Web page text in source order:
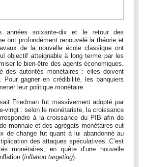
années soixante-dix et le retour des
ont profondément renouvelé la théorie et
de la nouvelle école classique ont
objectif atteignable à long terme par les
le bien-être des agents économiques.
des autorités monétaires : elles doivent
gagner en crédibilité, les banquiers
leur politique monétaire.
Friedman fut massivement adopté par
vingt : selon le monétariste, la croissance
à la croissance du PIB afin de
monnaie et des agrégats monétaires eut
de change fut quant à lui abandonné au
des attaques spéculatives. C’est
monétaires, en quête d’une nouvelle
(inflation targeting).